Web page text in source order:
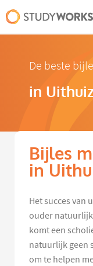
De beste
in
Bijles
in
Het succes van
ouder natuurlijk
komt een
natuurlijk geen
om te helpen